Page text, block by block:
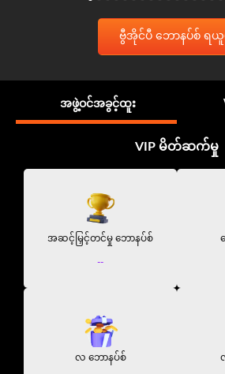
ဗွီအိုင်ပီ ဘောနပ်စ် ရယူ
အဖွဲ့ဝင်အခွင့်ထူး
VIP မိတ်ဆက်မှု
အဆင့်မြှင့်တင်မှု ဘောနပ်စ်
--
လ ဘောနပ်စ်